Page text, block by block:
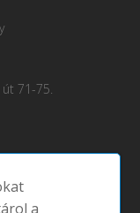
71-75.
a